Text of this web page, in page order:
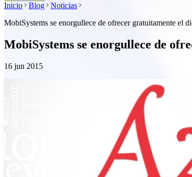
Inicio Blog
Noticias
MobiSystems se enorgullece de ofrecer gratuitamente el
MobiSystems se enorgullece de
16 jun 2015